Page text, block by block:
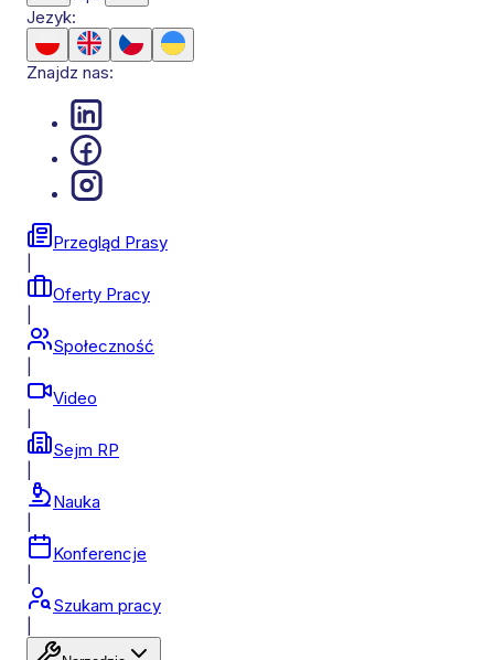
Jezyk:
Znajdz nas:
Przegląd Prasy
Oferty Pracy
Społeczność
Video
Sejm RP
Nauka
Konferencje
Szukam pracy